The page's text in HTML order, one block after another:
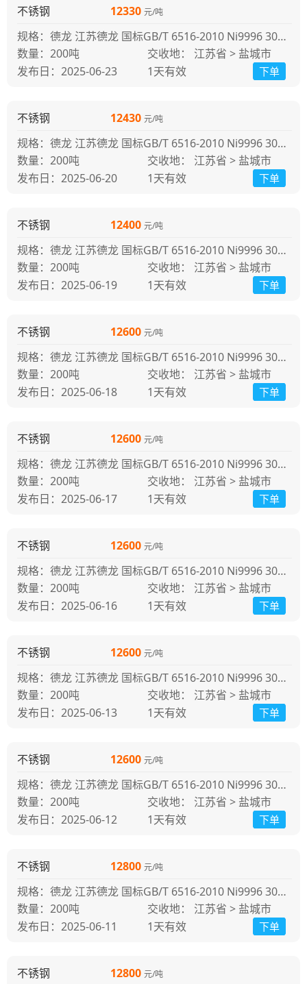
不锈钢 12330 元/吨
发布日：2025-06-23
规格：德龙 江苏德龙 国标GB/T 6516-2010 Ni9996 304冷轧 江苏德龙
下单
200吨
交收地： 江苏省 > 盐城市
1天有效
不锈钢 12430 元/吨
发布日：2025-06-20
规格：德龙 江苏德龙 国标GB/T 6516-2010 Ni9996 304冷轧 江苏德龙
下单
200吨
交收地： 江苏省 > 盐城市
1天有效
不锈钢 12400 元/吨
发布日：2025-06-19
规格：德龙 江苏德龙 国标GB/T 6516-2010 Ni9996 304冷轧 江苏德龙
下单
200吨
交收地： 江苏省 > 盐城市
1天有效
不锈钢 12600 元/吨
发布日：2025-06-18
规格：德龙 江苏德龙 国标GB/T 6516-2010 Ni9996 304冷轧 江苏德龙
下单
200吨
交收地： 江苏省 > 盐城市
1天有效
不锈钢 12600 元/吨
发布日：2025-06-17
规格：德龙 江苏德龙 国标GB/T 6516-2010 Ni9996 304冷轧 江苏德龙
下单
200吨
交收地： 江苏省 > 盐城市
1天有效
不锈钢 12600 元/吨
发布日：2025-06-16
规格：德龙 江苏德龙 国标GB/T 6516-2010 Ni9996 304冷轧 江苏德龙
下单
200吨
交收地： 江苏省 > 盐城市
1天有效
不锈钢 12600 元/吨
发布日：2025-06-13
规格：德龙 江苏德龙 国标GB/T 6516-2010 Ni9996 304冷轧 江苏德龙
下单
200吨
交收地： 江苏省 > 盐城市
1天有效
不锈钢 12600 元/吨
发布日：2025-06-12
规格：德龙 江苏德龙 国标GB/T 6516-2010 Ni9996 304冷轧 江苏德龙
下单
200吨
交收地： 江苏省 > 盐城市
1天有效
不锈钢 12800 元/吨
发布日：2025-06-11
规格：德龙 江苏德龙 国标GB/T 6516-2010 Ni9996 304冷轧 江苏德龙
下单
200吨
交收地： 江苏省 > 盐城市
1天有效
不锈钢 12800 元/吨